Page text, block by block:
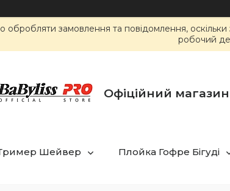
замовлення та повідомлення,
робочий
Офіційний магазин
Шейвер Плойка Гофре Бігуді